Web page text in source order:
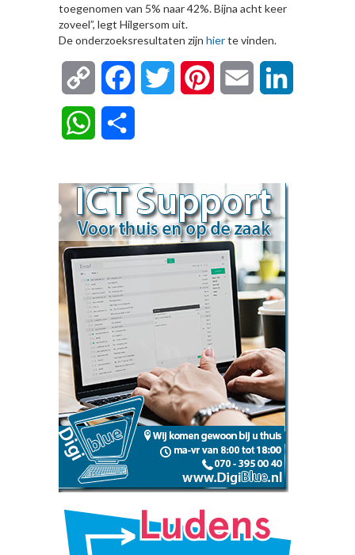
toegenomen van 5% naar 42%. Bijna acht keer
zoveel”, legt Hilgersom uit.
De onderzoeksresultaten zijn hierte vinden.
Copy
Link
FacebookTwitter Pinterest Email
WhatsApp